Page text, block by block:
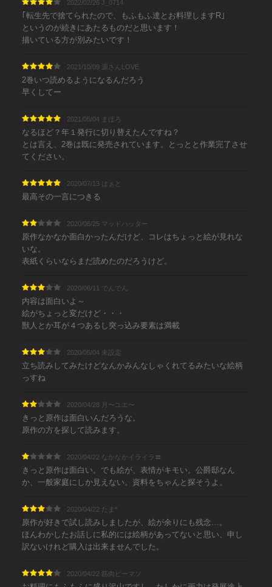
2022/02/26 J_0714
｢転生先で捨てられたので、もふもふ達とお料理しますR｣
というのが続きにあたるものだと思います！
描いている方が別みたいです！
2021/10/09 源さんLOVE
2巻いつ読めるようになるんだろう
早くしてー
2021/05/04 まほろ
なるほど？年１発行に切り替えたんですね？
とは言え、2巻は既に発売されています。とっとと作業完了させ
てください。
2020/07/13 はぁと
最高その一言につきる
2020/06/25 マッドハッター
原作なかなか面白かったんだけど、コレはちょっと絵が見れな
いな。
表紙くらいならまだ読めたのだろうけど。
2020/06/11 でんでん
内容は面白いよ～
絵がちょっと変だけど・・・
獣人とか耳が４つあるし突っ込み要素は満載
2020/05/04 未設定
立ち読みしてみたけどなんかみんなしゃくれてるみたいな絵柄
っすね
2020/04/28 月〜ユエ〜
きっと原作は面白いんだろうな。
原作の方を探して読みます。
2020/04/22 なかなかイライラ〓
きっと原作は面白い。でも絵が、表情がキモい。公爵邸なん
か、一般家庭にしか見えない。資料をちゃんと探そうよ。
2020/04/22 たま*
原作が好きで試し読みしましたが、絵が余りにも残念…。
ほんわかしたお話しに私的には絵柄があってないと思い、申し
訳ないけれど購入は出来ませんでした。
2020/04/22 筋肉ピーマソ